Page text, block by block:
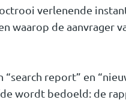
verlenende
waarop de aanvrager
“search report” en
wordt bedoeld: de